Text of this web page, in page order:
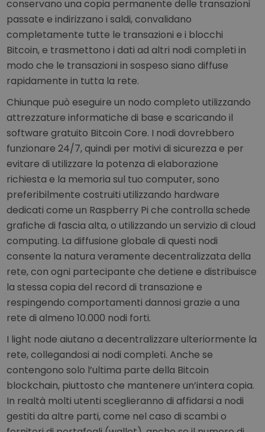
conservano una copia permanente delle transazioni
passate e indirizzano i saldi, convalidano
completamente tutte le transazioni e i blocchi
Bitcoin, e trasmettono i dati ad altri nodi completi in
modo che le transazioni in sospeso siano diffuse
rapidamente in tutta la rete.
Chiunque può eseguire un nodo completo utilizzando
attrezzature informatiche di base e scaricando il
software gratuito Bitcoin Core. I nodi dovrebbero
funzionare 24/7, quindi per motivi di sicurezza e per
evitare di utilizzare la potenza di elaborazione
richiesta e la memoria sul tuo computer, sono
preferibilmente costruiti utilizzando hardware
dedicati come un Raspberry Pi che controlla schede
grafiche di fascia alta, o utilizzando un servizio di cloud
computing. La diffusione globale di questi nodi
consente la natura veramente decentralizzata della
rete, con ogni partecipante che detiene e distribuisce
la stessa copia del record di transazione e
respingendo comportamenti dannosi grazie a una
rete di almeno 10.000 nodi forti.
I light node aiutano a decentralizzare ulteriormente la
rete, collegandosi ai nodi completi. Anche se
contengono solo l’ultima parte della Bitcoin
blockchain, piuttosto che mantenere un’intera copia.
In realtà molti utenti sceglieranno di affidarsi a nodi
gestiti da altre parti, come nel caso di scambi o